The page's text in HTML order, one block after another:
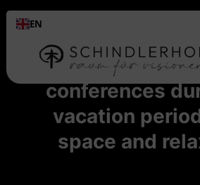
EN
The
conferences
vacation
space and